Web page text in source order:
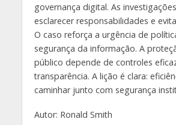
governança digital. As
esclarecer responsabilidades e
O caso reforça a urgência de
segurança da informação. A
público depende de controles
transparência. A lição é clara:
caminhar junto com segurança
Autor: Ronald Smith